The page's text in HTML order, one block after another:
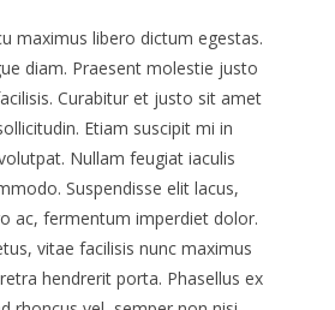
maximus libero dictum egestas.
diam. Praesent molestie justo
Curabitur et justo sit amet
Etiam suscipit mi in
Nullam feugiat iaculis
Suspendisse elit lacus,
ac, fermentum imperdiet dolor.
vitae facilisis nunc maximus
hendrerit porta. Phasellus ex